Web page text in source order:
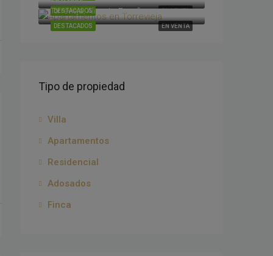
EN VENTA
DESTACADOS
EN VENTA
DESTACADOS
Torrevieja, Alicante, España
Tipo de propiedad
Villa
Apartamentos
Residencial
Adosados
Finca